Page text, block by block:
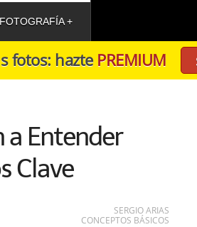
FOTOGRAFÍA
fotos: hazte PREMIUM
a Entender
Clave
SERGIO ARIAS
CONCEPTOS BÁSICOS